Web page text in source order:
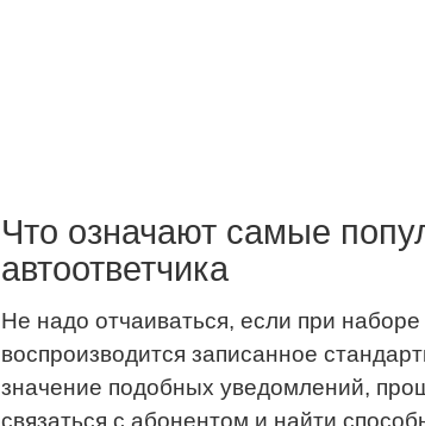
Что означают самые
автоответчика
Не надо отчаиваться, если при
воспроизводится записанное
значение подобных уведомлений,
связаться с абонентом и найти